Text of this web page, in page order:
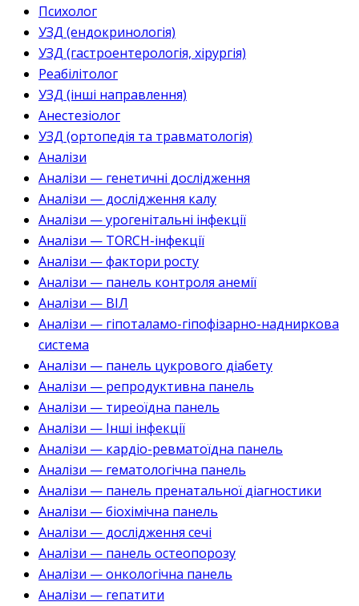
Психолог
УЗД (ендокринологія)
УЗД (гастроентерологія, хірургія)
Реабілітолог
УЗД (інші направлення)
Анестезіолог
УЗД (ортопедія та травматологія)
Аналізи
Аналізи — генетичні дослідження
Аналізи — дослідження калу
Аналізи — урогенітальні інфекції
Аналізи — TORCH-інфекції
Аналізи — фактори росту
Аналізи — панель контроля анемії
Аналізи — ВІЛ
Аналізи — гіпоталамо-гіпофізарно-надниркова
система
Аналізи — панель цукрового діабету
Аналізи — репродуктивна панель
Аналізи — тиреоїдна панель
Аналізи — Інші інфекції
Аналізи — кардіо-ревматоїдна панель
Аналізи — гематологічна панель
Аналізи — панель пренатальної діагностики
Аналізи — біохімічна панель
Аналізи — дослідження сечі
Аналізи — панель остеопорозу
Аналізи — онкологічна панель
Аналізи — гепатити